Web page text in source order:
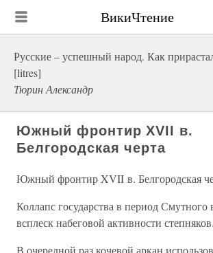
ВикиЧтение
Русские – успешный народ. Как
[litres]
Тюрин Александр
Южный фронтир XVII в.
Белгородская черта
Южный фронтир XVII в. Белгородская
Коллапс государства в период Смутного
всплеск набеговой активности степняков.
В очередной раз кочевой аркан